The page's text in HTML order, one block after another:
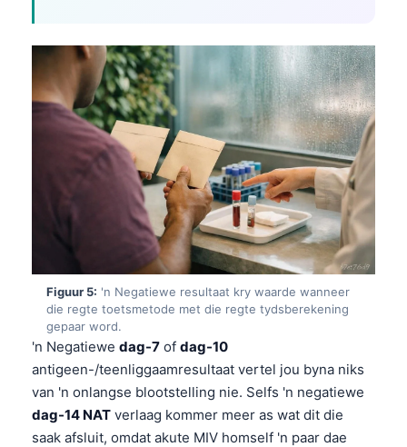
Figuur 5: 'n Negatiewe resultaat kry waarde wanneer
die regte toetsmetode met die regte tydsberekening
gepaar word.
'n Negatiewe dag-7 of dag-10
antigeen-/teenliggaamresultaat vertel jou byna niks
van 'n onlangse blootstelling nie. Selfs 'n negatiewe
dag-14 NAT verlaag kommer meer as wat dit die
saak afsluit, omdat akute MIV homself 'n paar dae
ئۇيغۇرچە
Кыргызча
Беларуская мова
Esperanto
Frysk
Ślōnskŏ gŏdka
Norsk bokmål